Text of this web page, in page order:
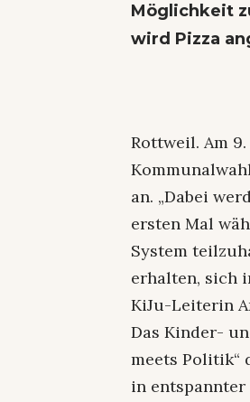
Möglichkeit
wird Pizza
Rottweil. Am
an. „Dabei
ersten Mal
System
erhalten, sich
KiJu-Leiterin
Das Kinder-
meets Politik“
in entspannter